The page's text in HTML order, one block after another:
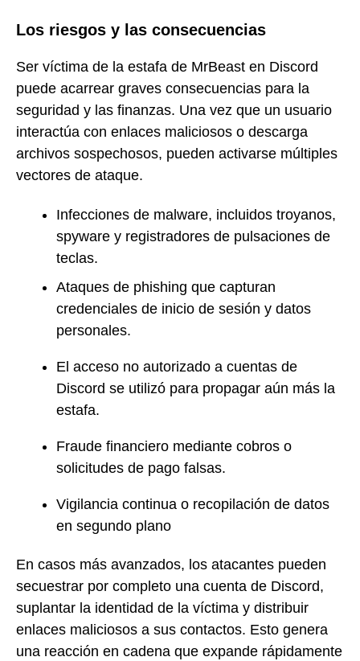
Los riesgos y las consecuencias
Ser víctima de la estafa de MrBeast en Discord
puede acarrear graves consecuencias para la
seguridad y las finanzas. Una vez que un usuario
interactúa con enlaces maliciosos o descarga
archivos sospechosos, pueden activarse múltiples
vectores de ataque.
Infecciones de malware, incluidos troyanos,
spyware y registradores de pulsaciones de
teclas.
Ataques de phishing que capturan
credenciales de inicio de sesión y datos
personales.
El acceso no autorizado a cuentas de
Discord se utilizó para propagar aún más la
estafa.
Fraude financiero mediante cobros o
solicitudes de pago falsas.
Vigilancia continua o recopilación de datos
en segundo plano
En casos más avanzados, los atacantes pueden
secuestrar por completo una cuenta de Discord,
suplantar la identidad de la víctima y distribuir
enlaces maliciosos a sus contactos. Esto genera
una reacción en cadena que expande rápidamente